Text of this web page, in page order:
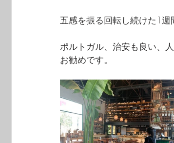
五感を振る回転し続けた1週
ポルトガル、治安も良い、
お勧めです。